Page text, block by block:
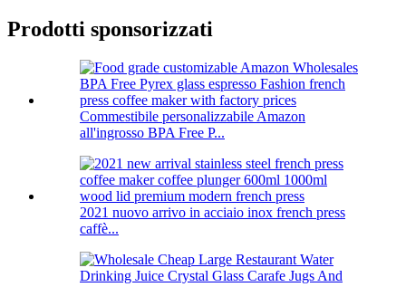
Prodotti sponsorizzati
Commestibile personalizzabile Amazon
all'ingrosso BPA Free P...
2021 nuovo arrivo in acciaio inox french press
caffè...